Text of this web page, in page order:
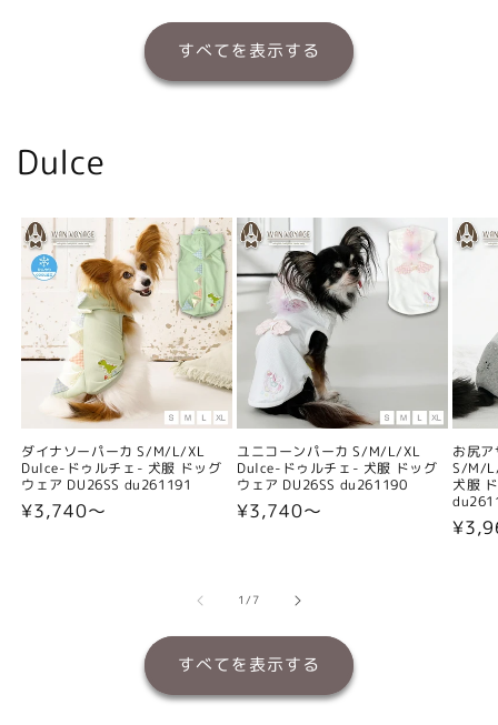
すべてを表示する
Dulce
ダイナソーパーカ S/M/L/XL
Dulce-ドゥルチェ- 犬服 ドッグ
ウェア DU26SS du261191
通
¥3,740〜
ユニコーンパーカ S/M/L/XL
Dulce-ドゥルチェ- 犬服 ドッグ
ウェア DU26SS du261190
通
¥3,740〜
お尻
S/M/
犬服
通
1/の
7
すべてを表示する